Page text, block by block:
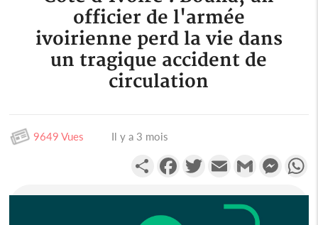
officier de l'armée
ivoirienne perd la vie dans
un tragique accident de
circulation
9649 Vues Il y a 3 mois
PartagerFacebookTwitterEmail Gmail